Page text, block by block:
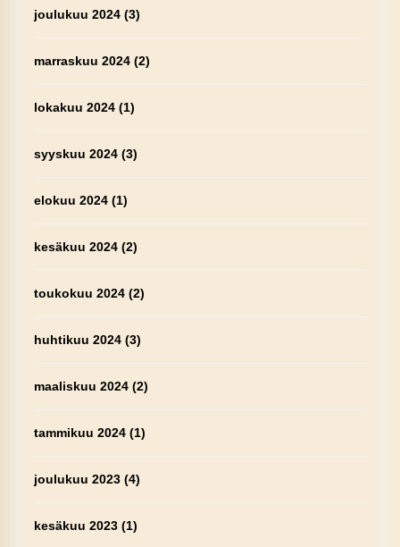
joulukuu 2024(3)
marraskuu 2024(2)
lokakuu 2024(1)
syyskuu 2024(3)
elokuu 2024(1)
kesäkuu 2024(2)
toukokuu 2024(2)
huhtikuu 2024(3)
maaliskuu 2024(2)
tammikuu 2024(1)
joulukuu 2023(4)
kesäkuu 2023(1)